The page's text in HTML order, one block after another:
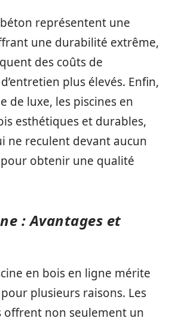
représentent une
une durabilité extrême,
des coûts de
plus élevés. Enfin,
de luxe, les piscines en
esthétiques et durables,
ne reculent devant aucun
obtenir une qualité
: Avantages et
en bois en ligne mérite
plusieurs raisons. Les
offrent non seulement un